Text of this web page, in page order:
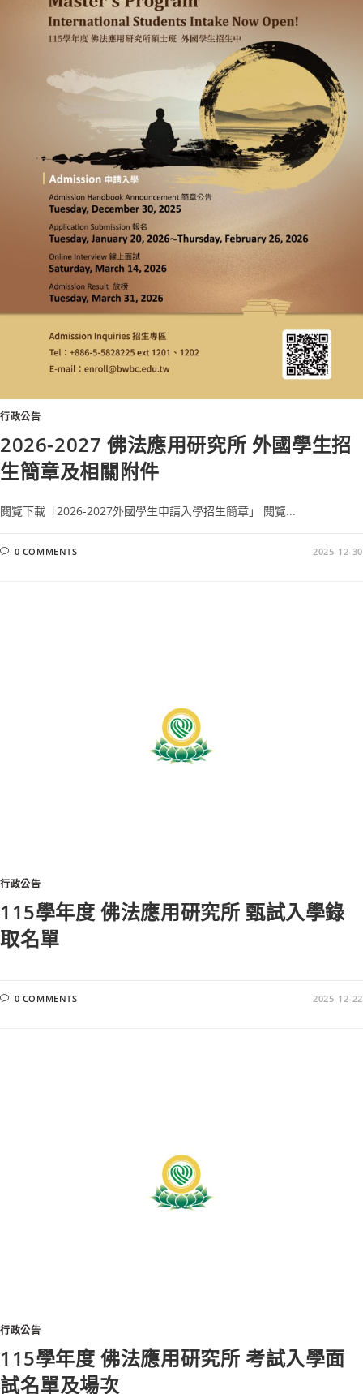
行政公告
2026-2027 佛法應用研究所 外國學生招
生簡章及相關附件
閱覽下載「2026-2027外國學生申請入學招生簡章」 閱覽...
0 COMMENTS 2025-12-30
行政公告
115學年度 佛法應用研究所 甄試入學錄
取名單
0 COMMENTS 2025-12-22
行政公告
115學年度 佛法應用研究所 考試入學面
試名單及場次